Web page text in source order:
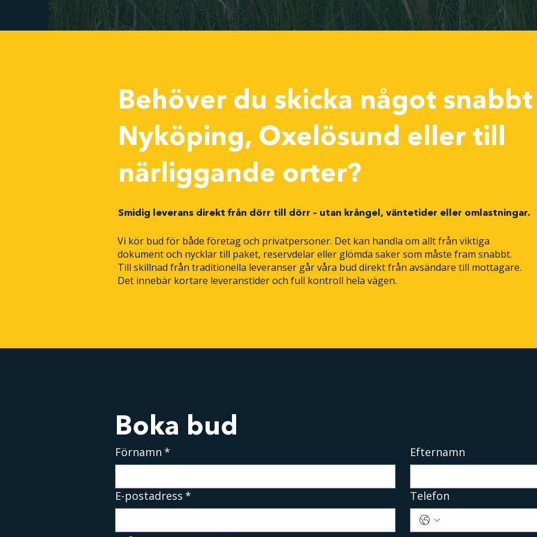
Behöver du skicka något
Nyköping, Oxelösund eller till
närliggande orter?
Smidig leverans direkt från dörr till dörr – utan krångel, väntetider eller omlastningar.
Vi kör bud för både företag och privatpersoner. Det kan handla om allt från viktiga
dokument och nycklar till paket, reservdelar eller glömda saker som måste fram snabbt.
Till skillnad från traditionella leveranser går våra bud direkt från avsändare till mottagare.
Det innebär kortare leveranstider och full kontroll hela vägen.
Boka bud
Förnamn * Efternamn
E-postadress * Telefon